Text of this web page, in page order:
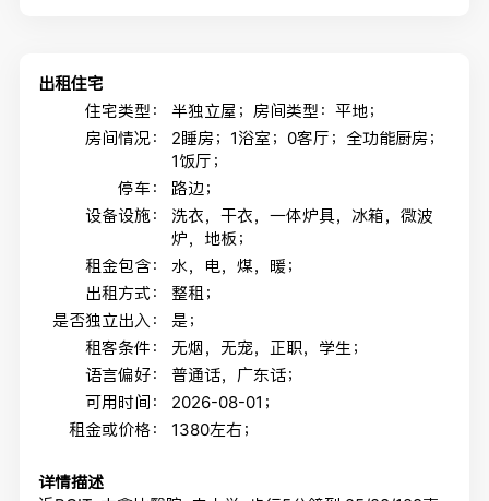
出租住宅
住宅类型：
半独立屋；房间类型：平地；
房间情况：
2睡房；1浴室；0客厅；全功能厨房；
1饭厅；
停车：
路边；
设备设施：
洗衣，干衣，一体炉具，冰箱，微波
炉，地板；
租金包含：
水，电，煤，暖；
出租方式：
整租；
是否独立出入：
是；
租客条件：
无烟，无宠，正职，学生；
语言偏好：
普通话，广东话；
可用时间：
2026-08-01；
租金或价格：
1380左右；
详情描述